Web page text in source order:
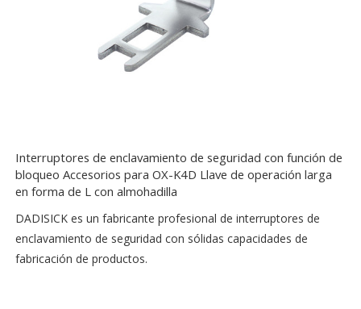
Interruptores de enclavamiento de seguridad con función de
bloqueo Accesorios para OX-K4D Llave de operación larga
en forma de L con almohadilla
DADISICK es un fabricante profesional de interruptores de
enclavamiento de seguridad con sólidas capacidades de
fabricación de productos.